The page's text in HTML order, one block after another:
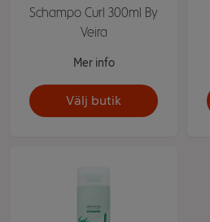
Schampo Curl 300ml By
Veira
Mer info
Välj butik